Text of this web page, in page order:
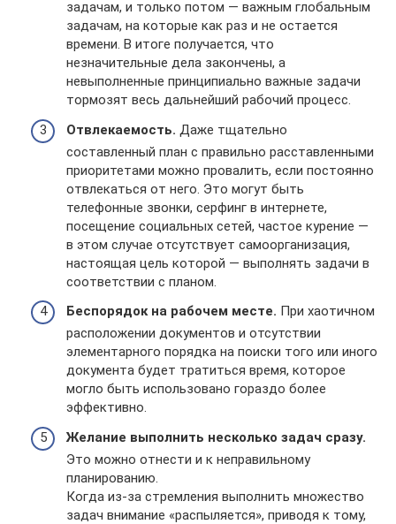
задачам, и только потом — важным глобальным
задачам, на которые как раз и не остается
времени. В итоге получается, что
незначительные дела закончены, а
невыполненные принципиально важные задачи
тормозят весь дальнейший рабочий процесс.
Отвлекаемость. Даже тщательно
составленный план с правильно расставленными
приоритетами можно провалить, если постоянно
отвлекаться от него. Это могут быть
телефонные звонки, серфинг в интернете,
посещение социальных сетей, частое курение —
в этом случае отсутствует самоорганизация,
настоящая цель которой — выполнять задачи в
соответствии с планом.
Беспорядок на рабочем месте. При хаотичном
расположении документов и отсутствии
элементарного порядка на поиски того или иного
документа будет тратиться время, которое
могло быть использовано гораздо более
эффективно.
Желание выполнить несколько задач сразу.
Это можно отнести и к неправильному
планированию.
Когда из-за стремления выполнить множество
задач внимание «распыляется», приводя к тому,